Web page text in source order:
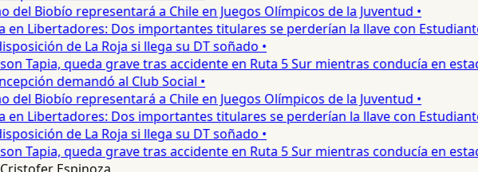
Biobío representará a Chile en Juegos Olímpicos de la Juventud •
Libertadores: Dos importantes titulares se perderían la llave con Estudiantes
de La Roja si llega su DT soñado •
Tapia, queda grave tras accidente en Ruta 5 Sur mientras conducía en
demandó al Club Social •
Biobío representará a Chile en Juegos Olímpicos de la Juventud •
Libertadores: Dos importantes titulares se perderían la llave con Estudiantes
de La Roja si llega su DT soñado •
Tapia, queda grave tras accidente en Ruta 5 Sur mientras conducía en
Cristofer Espinoza